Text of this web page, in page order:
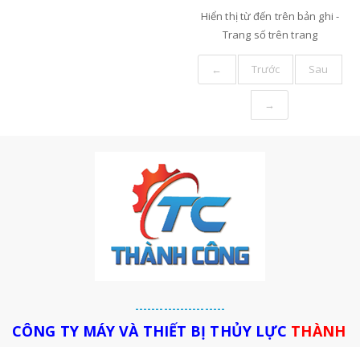
Xuất Xứ :
[...]
Hiển thị từđến trên bản ghi -
Trang số trêntrang
← Trước Sau
→
----------------------
CÔNG TY MÁY VÀ THIẾT BỊ THỦY LỰC THÀNH